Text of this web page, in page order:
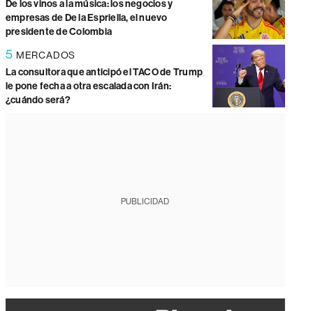
De los vinos a la música: los negocios y
empresas de De la Espriella, el nuevo
presidente de Colombia
5 MERCADOS
La consultora que anticipó el TACO de Trump
le pone fecha a otra escalada con Irán:
¿cuándo será?
PUBLICIDAD